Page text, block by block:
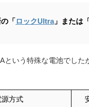
「ロックUltra」または
という特殊な電池でし
源方式